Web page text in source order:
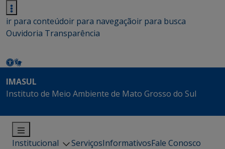
ir para conteúdoir para navegaçãoir para busca
Ouvidoria Transparência
IMASUL
Instituto de Meio Ambiente de Mato Grosso do Sul
Institucional ServiçosInformativosFale Conosco